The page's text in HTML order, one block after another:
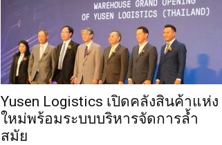
Yusen Logistics เปิดคลังสินค้าแห่ง
ใหม่พร้อมระบบบริหารจัดการล้ำ
สมัย